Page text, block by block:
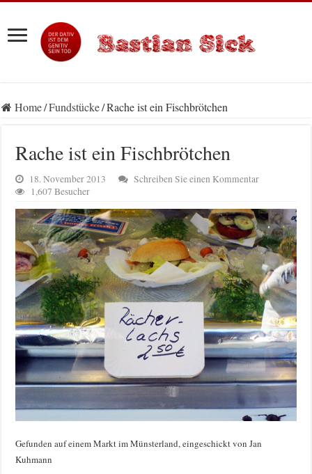
Home/Fundstücke/Rache ist ein Fischbrötchen
Rache ist ein Fischbrötchen
18. November 2013
Schreiben Sie einen Kommentar
1,607 Besucher
Gefunden auf einem Markt im Münsterland, eingeschickt von Jan
Kuhmann